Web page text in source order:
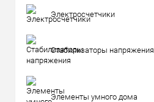
Электросчетчики
Стабилизаторы напряжения
Элементы умного дома